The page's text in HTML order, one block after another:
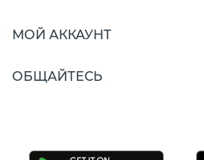
МОЙ АККАУНТ
ОБЩАЙТЕСЬ